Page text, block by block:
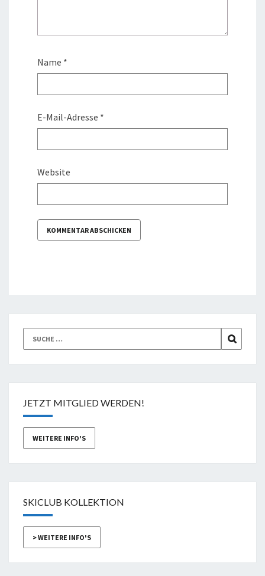
Name *
E-Mail-Adresse *
Website
Suche
nach:
JETZT MITGLIED WERDEN!
WEITERE INFO'S
SKICLUB KOLLEKTION
> WEITERE INFO'S